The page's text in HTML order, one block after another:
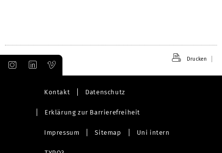
Drucken
Kontakt Datenschutz
Erklärung zur Barrierefreiheit
Impressum Sitemap Uni intern